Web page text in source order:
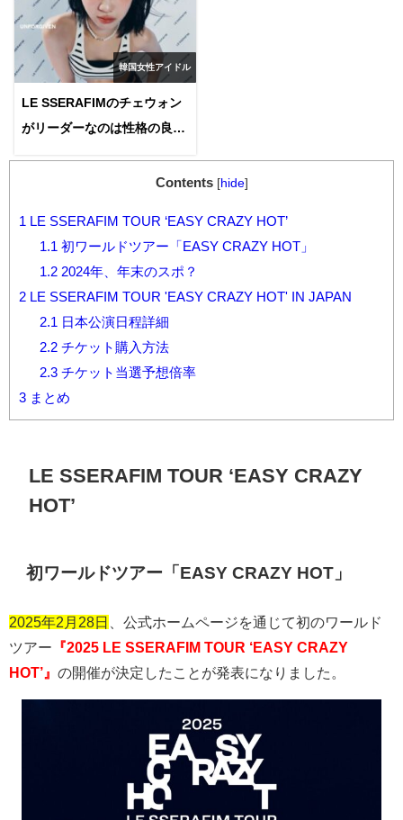
韓国女性アイドル
LE SSERAFIMのチェウォン
がリーダーなのは性格の良さ
Contents [hide]
1
LE SSERAFIM TOUR ‘EASY CRAZY HOT’
1.1 初ワールドツアー「EASY CRAZY HOT」
1.22024年、年末のスポ？
2 LE SSERAFIM TOUR 'EASY CRAZY HOT' IN JAPAN
2.1
日本公演日程詳細
2.2チケット購入方法
2.3チケット当選予想倍率
3 まとめ
LE SSERAFIM TOUR ‘EASY CRAZY
HOT’
初ワールドツアー「 EASY CRAZY HOT 」
2025年2月28日
、公式ホームページを通じて初のワールド
ツアー 『2025 LE SSERAFIM TOUR ‘EASY CRAZY
HOT’』 の開催が決定したことが発表になりました。